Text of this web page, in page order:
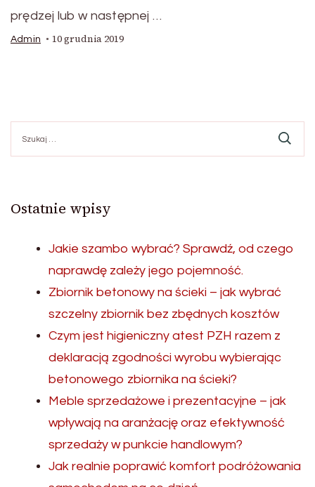
prędzej lub w następnej …
Admin 10 grudnia 2019
Ostatnie wpisy
Jakie szambo wybrać? Sprawdź, od czego
naprawdę zależy jego pojemność.
Zbiornik betonowy na ścieki – jak wybrać
szczelny zbiornik bez zbędnych kosztów
Czym jest higieniczny atest PZH razem z
deklaracją zgodności wyrobu wybierając
betonowego zbiornika na ścieki?
Meble sprzedażowe i prezentacyjne – jak
wpływają na aranżację oraz efektywność
sprzedaży w punkcie handlowym?
Jak realnie poprawić komfort podróżowania